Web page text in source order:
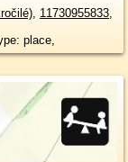
, 11730955833,
place,